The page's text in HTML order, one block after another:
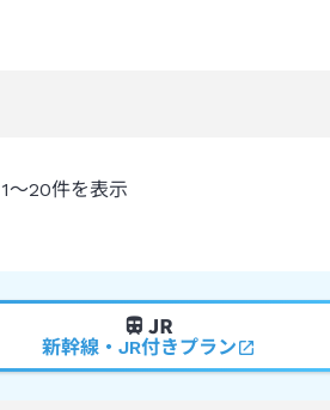
1～20件を表示
新幹線・JR付きプラン